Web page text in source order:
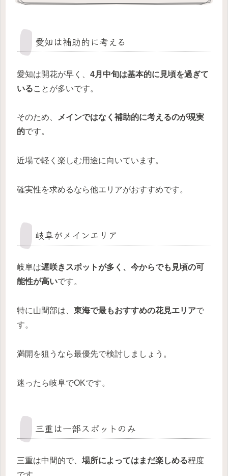
愛知は補助的に考える
愛知は開花が早く、 4月中旬は基本的に見頃を過ぎて
いることが多いです。
そのため、 メインではなく補助的に考えるのが現実
的です。
近場で軽く楽しむ用途に向いています。
確実性を求めるなら他エリアがおすすめです。
岐阜がメインエリア
岐阜は遅咲きスポットが多く、今からでも見頃の可
能性が高いです。
特に山間部は、 東海で最もおすすめの花見エリアで
す。
満開を狙うなら最優先で検討しましょう。
迷ったら岐阜でOKです。
三重は一部スポットのみ
三重は中間的で、 場所によってはまだ楽しめる程度